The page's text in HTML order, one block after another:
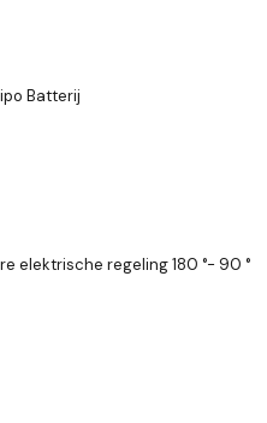
Batterij
elektrische regeling 180 °- 90 °